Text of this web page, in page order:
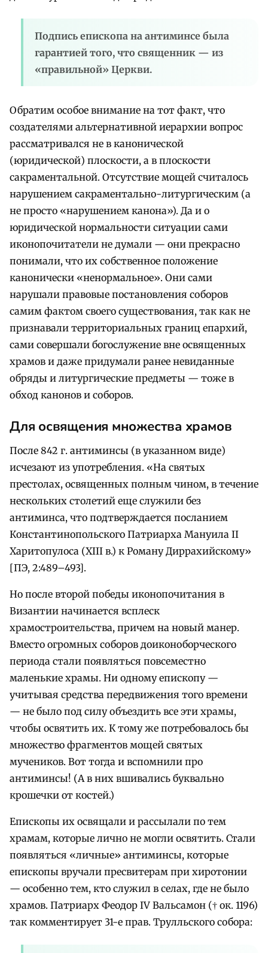
Подпись епископа на антиминсе была
гарантией того, что священник — из
«правильной» Церкви.
Обратим особое внимание на тот факт, что
создателями альтернативной иерархии вопрос
рассматривался не в канонической
(юридической) плоскости, а в плоскости
сакраментальной. Отсутствие мощей считалось
нарушением сакраментально-литургическим (а
не просто «нарушением канона»). Да и о
юридической нормальности ситуации сами
иконопочитатели не думали — они прекрасно
понимали, что их собственное положение
канонически «ненормальное». Они сами
нарушали правовые постановления соборов
самим фактом своего существования, так как не
признавали территориальных границ епархий,
сами совершали богослужение вне освященных
храмов и даже придумали ранее невиданные
обряды и литургические предметы — тоже в
обход канонов и соборов.
Для освящения множества храмов
После 842 г. антиминсы (в указанном виде)
исчезают из употребления. «На святых
престолах, освященных полным чином, в течение
нескольких столетий еще служили без
антиминса, что подтверждается посланием
Константинопольского Патриарха Мануила II
Харитопулоса (XIII в.) к Роману Диррахийскому»
[ПЭ, 2:489–493].
Но после второй победы иконопочитания в
Византии начинается всплеск
храмостроительства, причем на новый манер.
Вместо огромных соборов доиконоборческого
периода стали появляться повсеместно
маленькие храмы. Ни одному епископу —
учитывая средства передвижения того времени
— не было под силу объездить все эти храмы,
чтобы освятить их. К тому же потребовалось бы
множество фрагментов мощей святых
мучеников. Вот тогда и вспомнили про
антиминсы! (А в них вшивались буквально
крошечки от костей.)
Епископы их освящали и рассылали по тем
храмам, которые лично не могли освятить. Стали
появляться «личные» антиминсы, которые
епископы вручали пресвитерам при хиротонии
— особенно тем, кто служил в селах, где не было
храмов. Патриарх Феодор IV Вальсамон († ок. 1196)
так комментирует 31-е прав. Трулльского собора: